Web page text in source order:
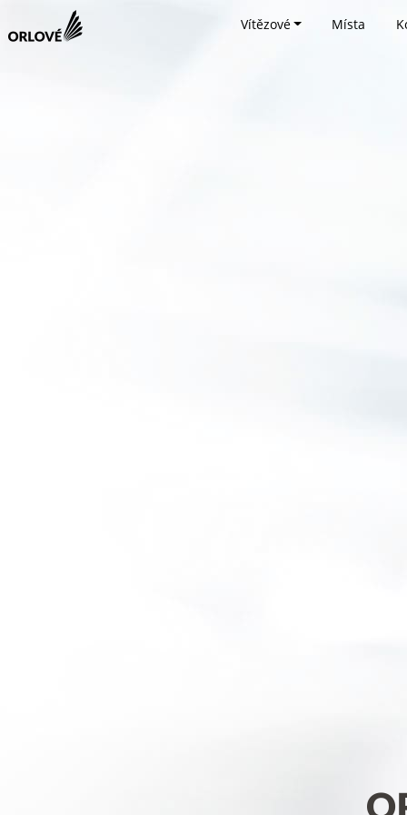
Vítězové Místa